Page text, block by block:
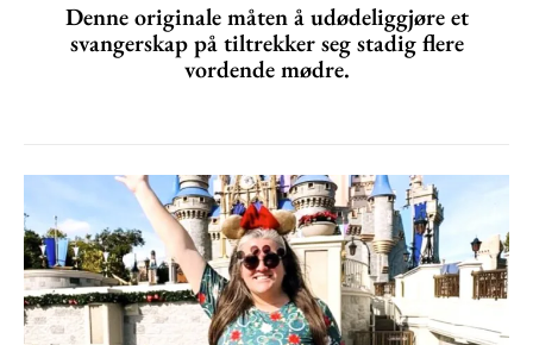
Denne originale måten å udødeliggjøre et
svangerskap på tiltrekker seg stadig flere
vordende mødre.